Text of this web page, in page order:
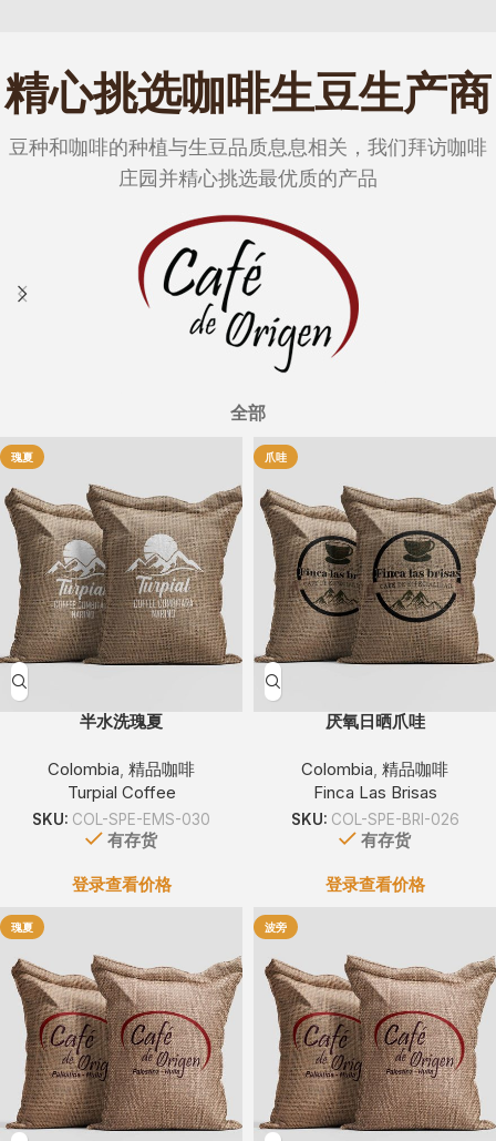
中间商，促进直接和可持续的业务关系。
精心挑选咖啡生豆生产商
豆种和咖啡的种植与生豆品质息息相关，我们拜访咖啡
庄园并精心挑选最优质的产品
全部
瑰夏
半水洗瑰夏
Colombia, 精品咖啡
Turpial Coffee
SKU: COL-SPE-EMS-030
有存货
登录查看价格
爪哇
厌氧日晒爪哇
Colombia, 精品咖啡
Finca Las Brisas
SKU: COL-SPE-BRI-026
有存货
登录查看价格
瑰夏 波旁